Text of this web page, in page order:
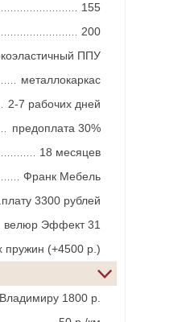
155
200
ППУ
металлокаркас
2-7 рабочих дней
предоплата 30%
18 месяцев
Франк Мебель
3300 рублей
велюр Эффект 31
пружин (+4500 р.)
1800 р.